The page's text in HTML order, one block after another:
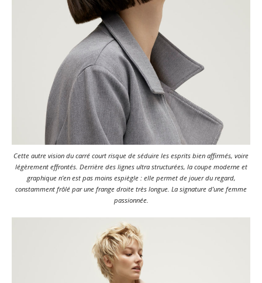
Cette autre vision du carré court risque de séduire les esprits bien affirmés, voire
légèrement effrontés. Derrière des lignes ultra structurées, la coupe moderne et
graphique n’en est pas moins espiègle : elle permet de jouer du regard,
constamment frôlé par une frange droite très longue. La signature d’une femme
passionnée.